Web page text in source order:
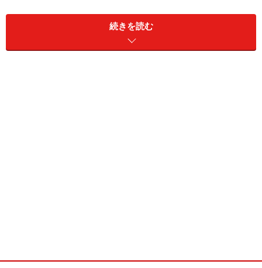
続きを読む